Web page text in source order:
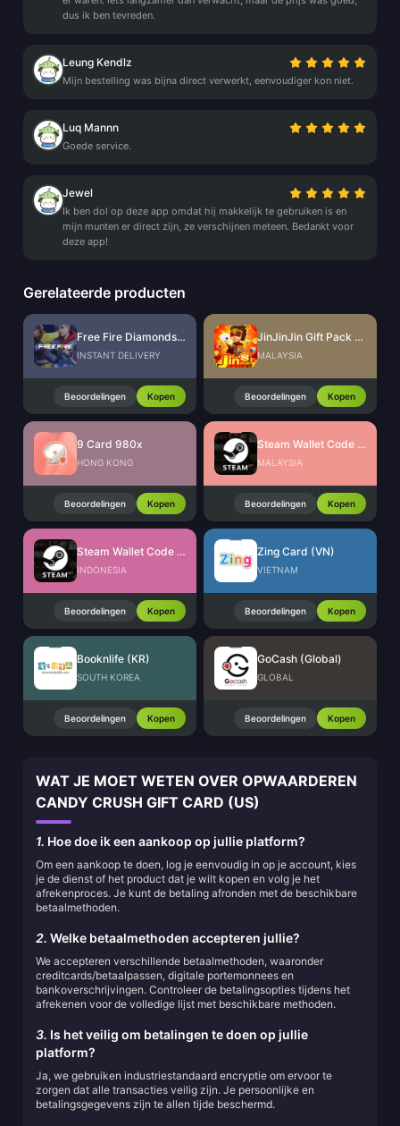
dus ik ben tevreden.
Leung Kendlz
Mijn bestelling was bijna direct verwerkt, eenvoudiger kon niet.
Luq Mannn
Goede service.
Jewel
Ik ben dol op deze app omdat hij makkelijk te gebruiken is en
mijn munten er direct zijn, ze verschijnen meteen. Bedankt voor
deze app!
Gerelateerde producten
Free Fire Diamonds EU + TR
INSTANT DELIVERY
Beoordelingen Kopen
JinJinJin Gift Pack Redeem Code
MALAYSIA
Beoordelingen Kopen
9 Card 980x
HONG KONG
Beoordelingen Kopen
Steam Wallet Code (MYR)
MALAYSIA
Beoordelingen Kopen
Steam Wallet Code (IDR)
INDONESIA
Beoordelingen Kopen
Zing Card (VN)
VIETNAM
Beoordelingen Kopen
Booknlife (KR)
SOUTH KOREA
Beoordelingen Kopen
GoCash (Global)
GLOBAL
Beoordelingen Kopen
WAT JE MOET WETEN OVER OPWAARDEREN
CANDY CRUSH GIFT CARD (US)
1. Hoe doe ik een aankoop op jullie platform?
Om een aankoop te doen, log je eenvoudig in op je account, kies
je de dienst of het product dat je wilt kopen en volg je het
afrekenproces. Je kunt de betaling afronden met de beschikbare
betaalmethoden.
2. Welke betaalmethoden accepteren jullie?
We accepteren verschillende betaalmethoden, waaronder
creditcards/betaalpassen, digitale portemonnees en
bankoverschrijvingen. Controleer de betalingsopties tijdens het
afrekenen voor de volledige lijst met beschikbare methoden.
3. Is het veilig om betalingen te doen op jullie
platform?
Ja, we gebruiken industriestandaard encryptie om ervoor te
zorgen dat alle transacties veilig zijn. Je persoonlijke en
betalingsgegevens zijn te allen tijde beschermd.